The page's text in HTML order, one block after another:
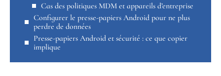
Cas des politiques MDM et appareils d’entreprise
Configurer le presse-papiers Android pour ne plus
perdre de données
Presse-papiers Android et sécurité : ce que copier
implique